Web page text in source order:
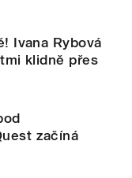
Ivana Rybová
klidně přes
začíná